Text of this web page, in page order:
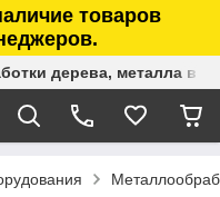
товаров
дерева, металла в